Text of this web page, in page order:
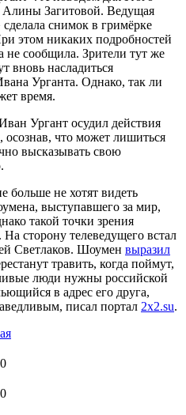
Алины Загитовой. Ведущая
снимок в гримёрке
этом никаких подробностей
не сообщила. Зрители тут же
вновь насладиться
Урганта. Однако, так ли
время.
Ургант осудил действия
осознав, что может лишиться
высказывать свою
больше не хотят видеть
выступавшего за мир,
такой точки зрения
сторону телеведущего встал
Светлаков. Шоумен выразил
травить, когда поймут,
люди нужны российской
в адрес его друга,
писал портал 2x2.su.
0
0